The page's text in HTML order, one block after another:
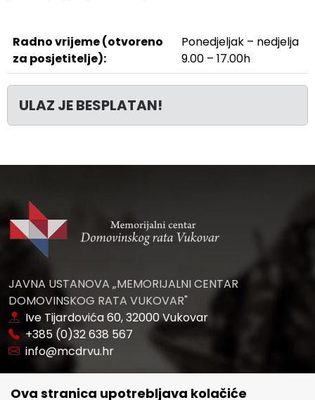
Ova stranica upotrebljava kolačiće
Radno vrijeme (otvoreno
za posjetitelje):
Ponedjeljak – nedjelja
9.00 – 17.00h
ULAZ JE BESPLATAN!
JAVNA USTANOVA „MEMORIJALNI CENTAR
DOMOVINSKOG RATA VUKOVAR"
Ive Tijardovića 60, 32000 Vukovar
+385 (0)32 638 567
info@mcdrvu.hr